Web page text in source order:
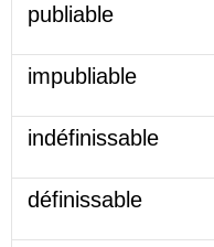
publiable
impubliable
indéfinissable
définissable